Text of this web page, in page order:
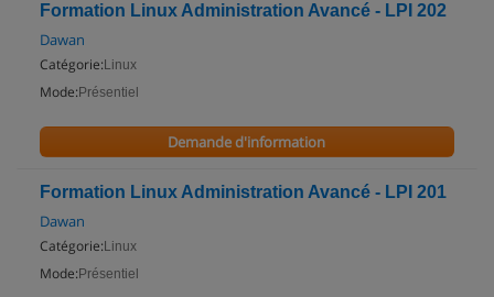
Formation Linux Administration Avancé - LPI 202
Dawan
Catégorie: Linux
Mode: Présentiel
Demande d'information
Formation Linux Administration Avancé - LPI 201
Dawan
Catégorie: Linux
Mode: Présentiel